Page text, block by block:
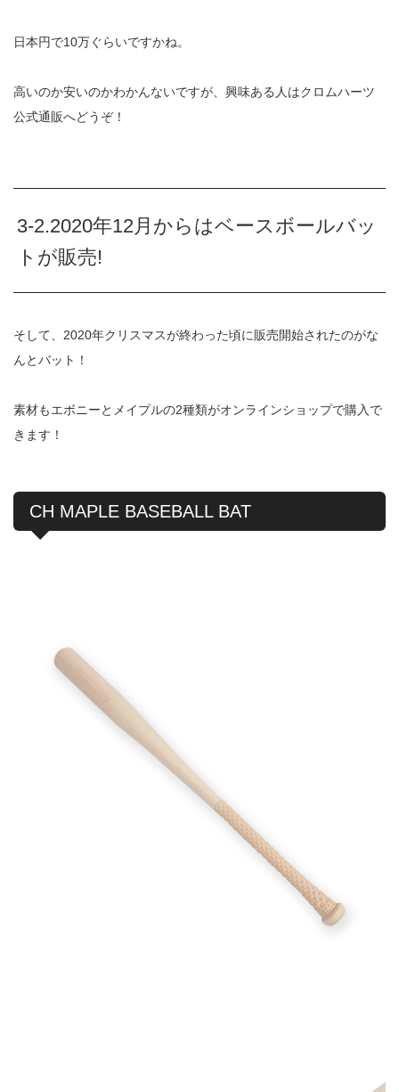
日本円で10万ぐらいですかね。
高いのか安いのかわかんないですが、興味ある人はクロムハーツ
公式通販へどうぞ！
3-2.2020年12月からはベースボールバッ
トが販売!
そして、2020年クリスマスが終わった頃に販売開始されたのがな
んとバット！
素材もエボニーとメイプルの2種類がオンラインショップで購入で
きます！
CH MAPLE BASEBALL BAT